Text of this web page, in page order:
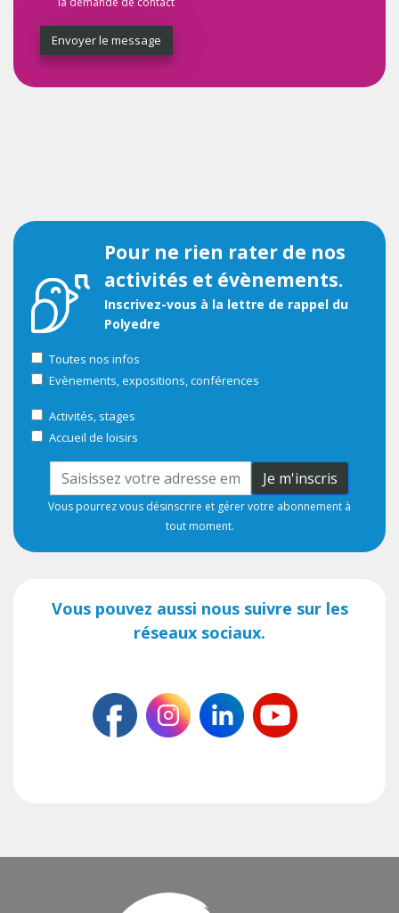
Envoyer le message
Pour ne rien rater de nos
activités et évènements.
Inscrivez-vous à la lettre de rappel du
Polyedre
Toutes nos infos
Evènements, expositions, conférences
Activités, stages
Accueil de loisirs
Je m'inscris
Vous pourrez vous désinscrire et gérer votre abonnement à
tout moment.
Vous pouvez aussi nous suivre sur les
réseaux sociaux.